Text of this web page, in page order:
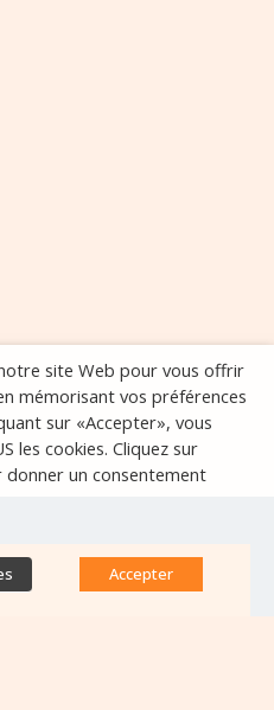
site Web pour vous offrir
mémorisant vos préférences
sur «Accepter», vous
les cookies. Cliquez sur
un consentement
Accepter